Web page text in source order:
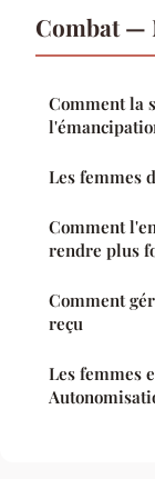
Combat —
Comment la
Les femmes
Comment
rendre plus
Comment
reçu
Les femmes